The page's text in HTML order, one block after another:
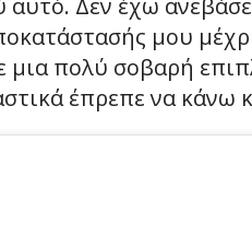
Δεν έχω
μου
μια πολύ σοβαρή
έπρεπε να κάνω